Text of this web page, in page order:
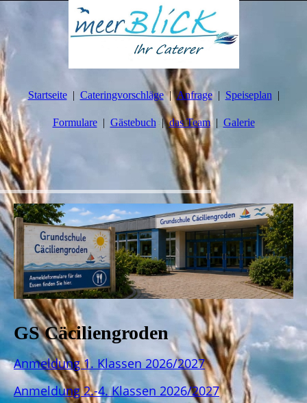
Startseite Cateringvorschläge Anfrage Speiseplan
Formulare Gästebuch das Team Galerie
GS Cäciliengroden
Anmeldung 1. Klassen 2026/2027
Anmeldung 2.-4. Klassen 2026/2027